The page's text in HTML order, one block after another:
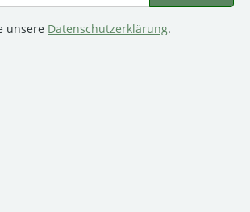
unsere Datenschutzerklärung.